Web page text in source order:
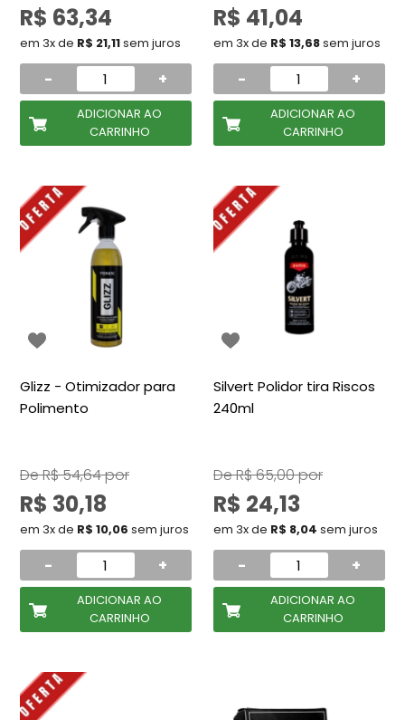
R$ 63,34
em 3x de R$ 21,11sem juros
- +
ADICIONAR AO
CARRINHO
R$ 41,04
em 3x de R$ 13,68sem juros
- +
ADICIONAR AO
CARRINHO
Glizz - Otimizador para
Polimento
DeR$ 54,64por
R$ 30,18
em 3x de R$ 10,06 sem juros
- +
ADICIONAR AO
CARRINHO
Silvert Polidor tira Riscos
240ml
DeR$ 65,00por
R$ 24,13
em 3x de R$ 8,04 sem juros
- +
ADICIONAR AO
CARRINHO